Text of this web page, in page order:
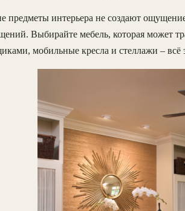
предметы интерьера не создают
Выбирайте мебель, которая может
мобильные кресла и стеллажи – всё